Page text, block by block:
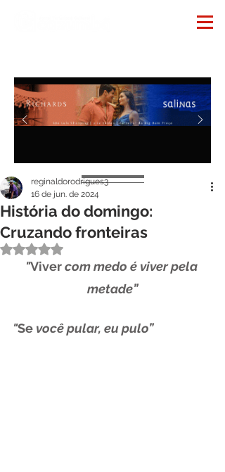
História do domingo:
Cruzando fronteiras
reginaldorodrigues3
16 de jun. de 2024
Avaliado com NaN de 5 estrelas.
"Viver com medo é viver pela
metade”
"Se você pular, eu pulo”